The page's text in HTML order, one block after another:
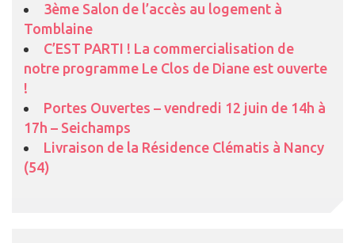
3ème Salon de l’accès au logement à
Tomblaine
C’EST PARTI ! La commercialisation de
notre programme Le Clos de Diane est ouverte
!
Portes Ouvertes – vendredi 12 juin de 14h à
17h – Seichamps
Livraison de la Résidence Clématis à Nancy
(54)